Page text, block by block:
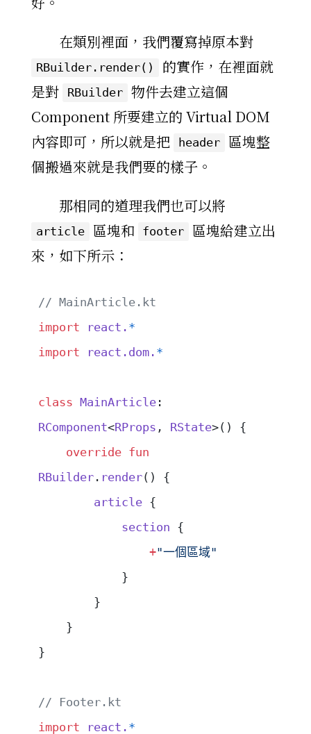
在類別裡面，我們覆寫掉原本對
RBuilder.render()
的實作，在裡面就
是對
RBuilder
物件去建立這個
Component 所要建立的 Virtual DOM
內容即可，所以就是把
header
區塊整
個搬過來就是我們要的樣子。
那相同的道理我們也可以將
article 區塊和 footer
區塊給建立出
來，如下所示：
// MainArticle.kt
import react. *
import react.dom. *
class MainArticle
RComponent<RProps , RState>() {
    override
fun
RBuilder . render() {
        article
{
            section
{
                +
"一個區域"
            }
        }
    }
}
// Footer.kt
import react. *